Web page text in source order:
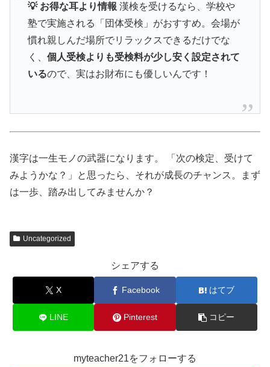
💡 お得な耳より情報 漢検を受けるなら、学校や
塾で実施される「団体受検」がおすすめ。会場が
慣れ親しんだ場所でリラックスできるだけでな
く、 個人受検よりも受検料が少し安く設定されて
いるので、実はお財布にも優しいんです！
漢字は一生モノの武器になります。 「次の検定、受けて
みようかな？」と思ったら、それが成長のチャンス。まず
は一歩、踏み出してみませんか？
Uncategorized
シェアする
X Facebook はてブ
LINE Pinterest コピー
myteacher21をフォローする